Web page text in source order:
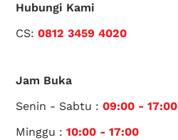
Hubungi Kami
CS:0812 3459 4020
Jam Buka
Senin - Sabtu :09:00 - 17:00
Minggu :10:00 - 17:00